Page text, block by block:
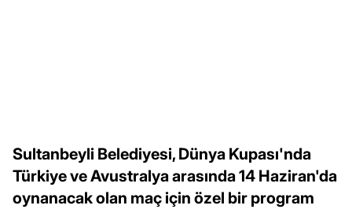
Sultanbeyli Belediyesi, Dünya Kupası'nda
Türkiye ve Avustralya arasında 14 Haziran'da
oynanacak olan maç için özel bir program